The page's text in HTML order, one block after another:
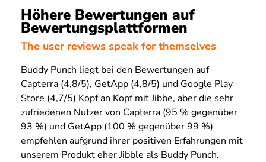
Höhere Bewertungen auf
Bewertungsplattformen
The user reviews speak for themselves
Buddy Punch liegt bei den Bewertungen auf
Capterra (4,8/5), GetApp (4,8/5) und Google Play
Store (4,7/5) Kopf an Kopf mit Jibbe, aber die sehr
zufriedenen Nutzer von Capterra (95 % gegenüber
93 %) und GetApp (100 % gegenüber 99 %)
empfehlen aufgrund ihrer positiven Erfahrungen mit
unserem Produkt eher Jibble als Buddy Punch.